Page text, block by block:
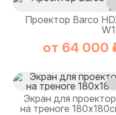
Проектор Barco
от 64 000
Экран для
на треноге